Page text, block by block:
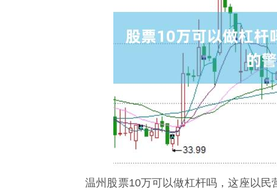
温州股票10万可以做杠杆吗，这座以